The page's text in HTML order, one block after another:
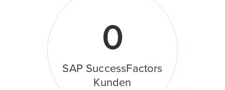
0
SAP SuccessFactors
Kunden